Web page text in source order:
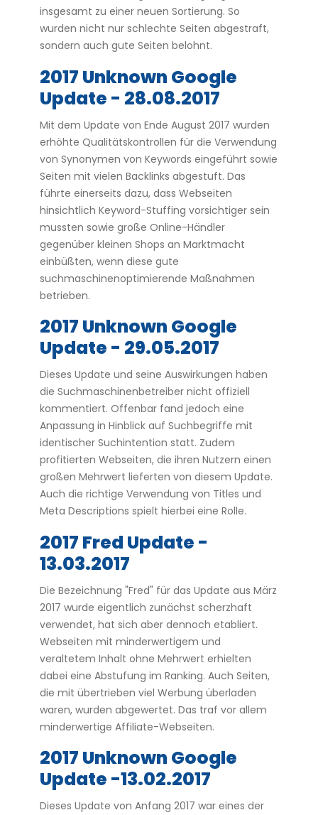
insgesamt zu einer neuen Sortierung. So
wurden nicht nur schlechte Seiten abgestraft,
sondern auch gute Seiten belohnt.
2017 Unknown Google
Update - 28.08.2017
Mit dem Update von Ende August 2017 wurden
erhöhte Qualitätskontrollen für die Verwendung
von Synonymen von Keywords eingeführt sowie
Seiten mit vielen Backlinks abgestuft. Das
führte einerseits dazu, dass Webseiten
hinsichtlich Keyword-Stuffing vorsichtiger sein
mussten sowie große Online-Händler
gegenüber kleinen Shops an Marktmacht
einbüßten, wenn diese gute
suchmaschinenoptimierende Maßnahmen
betrieben.
2017 Unknown Google
Update - 29.05.2017
Dieses Update und seine Auswirkungen haben
die Suchmaschinenbetreiber nicht offiziell
kommentiert. Offenbar fand jedoch eine
Anpassung in Hinblick auf Suchbegriffe mit
identischer Suchintention statt. Zudem
profitierten Webseiten, die ihren Nutzern einen
großen Mehrwert lieferten von diesem Update.
Auch die richtige Verwendung von Titles und
Meta Descriptions spielt hierbei eine Rolle.
2017 Fred Update -
13.03.2017
Die Bezeichnung "Fred" für das Update aus März
2017 wurde eigentlich zunächst scherzhaft
verwendet, hat sich aber dennoch etabliert.
Webseiten mit minderwertigem und
veraltetem Inhalt ohne Mehrwert erhielten
dabei eine Abstufung im Ranking. Auch Seiten,
die mit übertrieben viel Werbung überladen
waren, wurden abgewertet. Das traf vor allem
minderwertige Affiliate-Webseiten.
2017 Unknown Google
Update -13.02.2017
Dieses Update von Anfang 2017 war eines der